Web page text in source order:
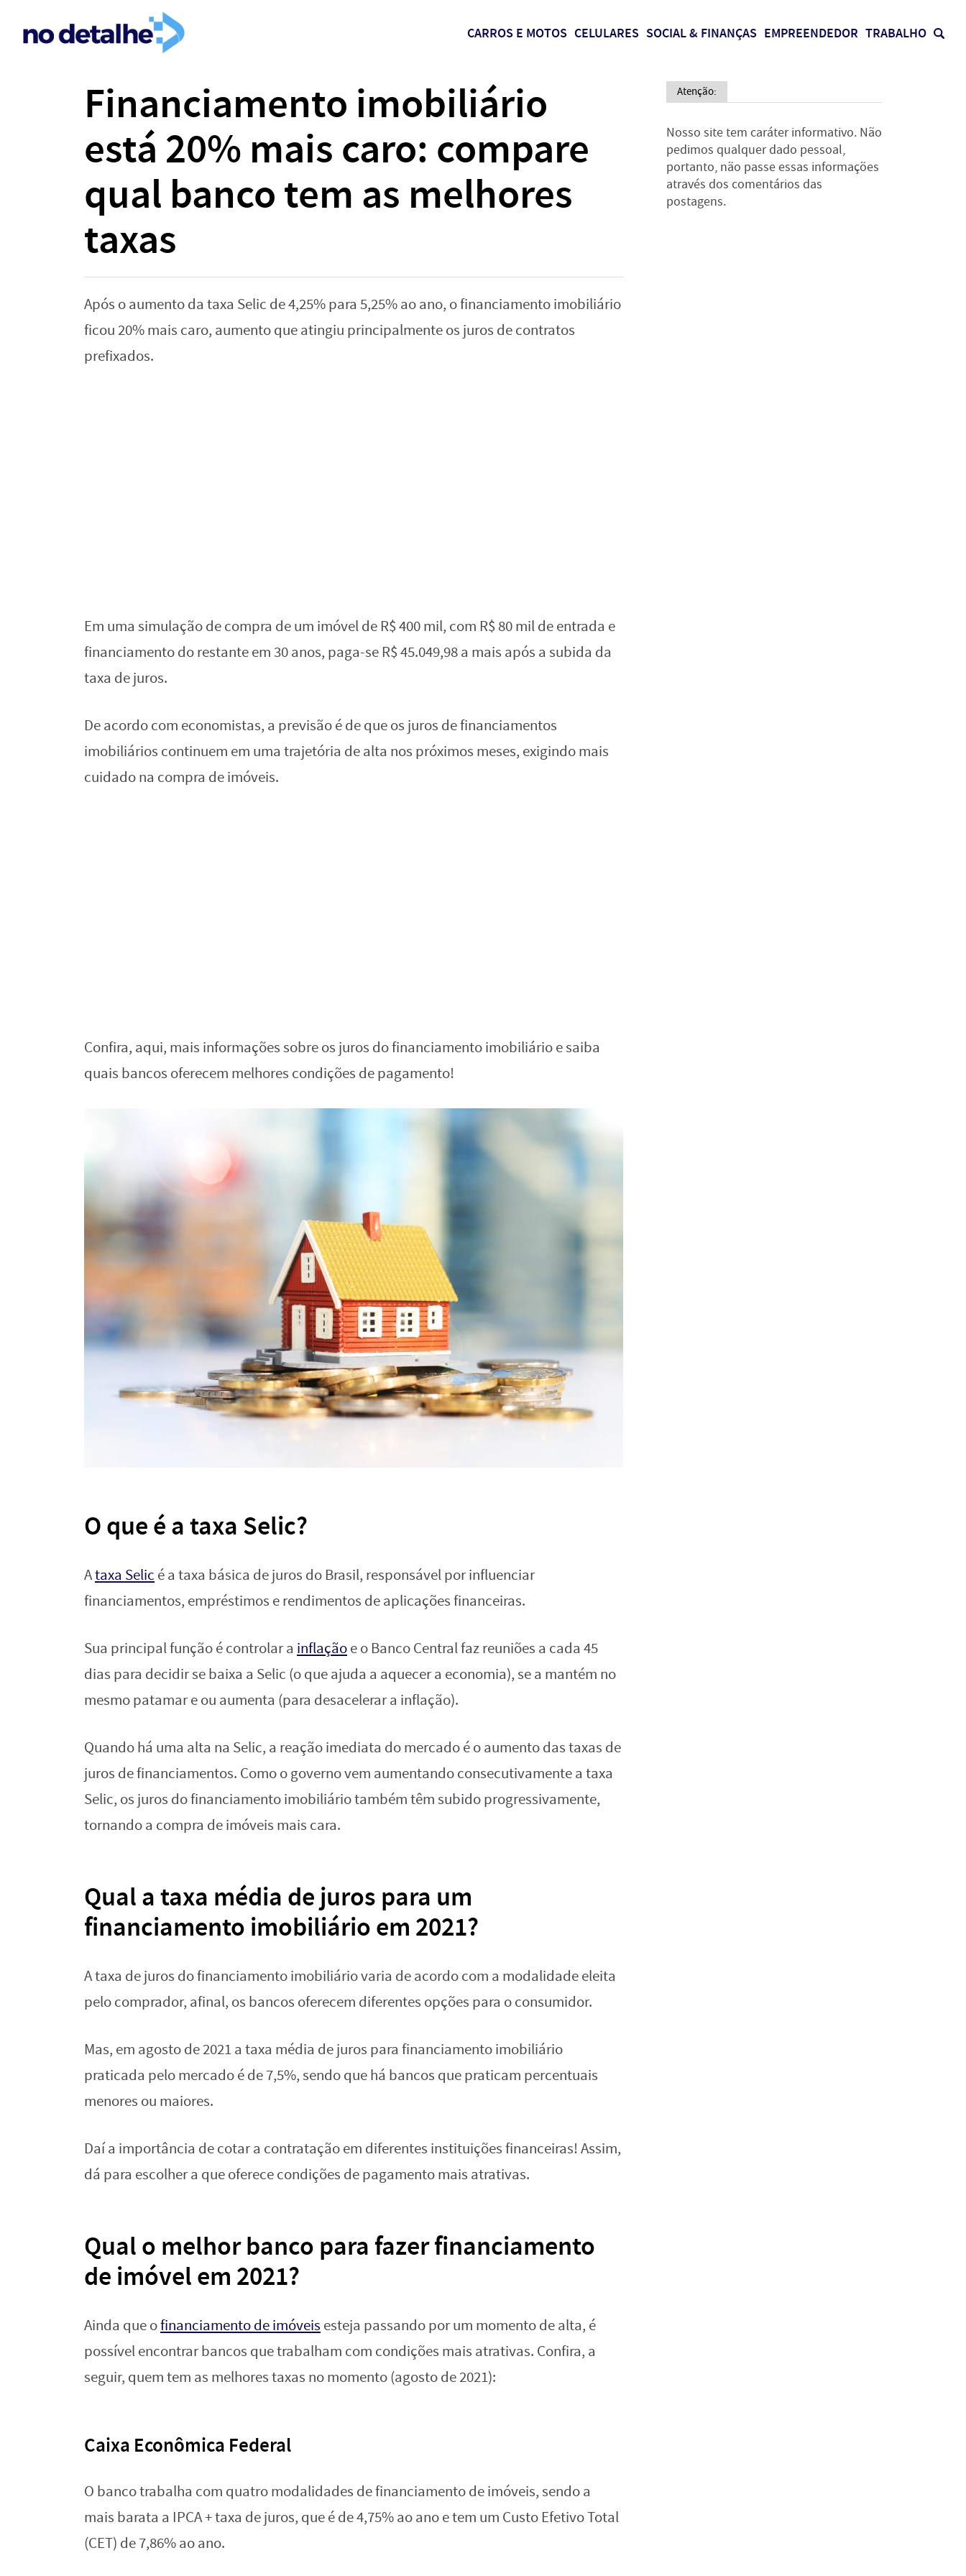
CARROS E MOTOS CELULARES SOCIAL & FINANÇAS EMPREENDEDOR TRABALHO
Financiamento imobiliário
está 20% mais caro: compare
qual banco tem as melhores
taxas
Após o aumento da taxa Selic de 4,25% para 5,25% ao ano, o financiamento imobiliário
ficou 20% mais caro, aumento que atingiu principalmente os juros de contratos
prefixados.
Em uma simulação de compra de um imóvel de R$ 400 mil, com R$ 80 mil de entrada e
financiamento do restante em 30 anos, paga-se R$ 45.049,98 a mais após a subida da
taxa de juros.
De acordo com economistas, a previsão é de que os juros de financiamentos
imobiliários continuem em uma trajetória de alta nos próximos meses, exigindo mais
cuidado na compra de imóveis.
Confira, aqui, mais informações sobre os juros do financiamento imobiliário e saiba
quais bancos oferecem melhores condições de pagamento!
O que é a taxa Selic?
Ataxa Selic é a taxa básica de juros do Brasil, responsável por influenciar
financiamentos, empréstimos e rendimentos de aplicações financeiras.
Sua principal função é controlar a inflaçãoe o Banco Central faz reuniões a cada 45
dias para decidir se baixa a Selic (o que ajuda a aquecer a economia), se a mantém no
mesmo patamar e ou aumenta (para desacelerar a inflação).
Quando há uma alta na Selic, a reação imediata do mercado é o aumento das taxas de
juros de financiamentos. Como o governo vem aumentando consecutivamente a taxa
Selic, os juros do financiamento imobiliário também têm subido progressivamente,
tornando a compra de imóveis mais cara.
Qual a taxa média de juros para um
financiamento imobiliário em 2021?
A taxa de juros do financiamento imobiliário varia de acordo com a modalidade eleita
pelo comprador, afinal, os bancos oferecem diferentes opções para o consumidor.
Mas, em agosto de 2021 a taxa média de juros para financiamento imobiliário
praticada pelo mercado é de 7,5%, sendo que há bancos que praticam percentuais
menores ou maiores.
Daí a importância de cotar a contratação em diferentes instituições financeiras! Assim,
dá para escolher a que oferece condições de pagamento mais atrativas.
Qual o melhor banco para fazer financiamento
de imóvel em 2021?
Ainda que ofinanciamento de imóveis esteja passando por um momento de alta, é
possível encontrar bancos que trabalham com condições mais atrativas. Confira, a
seguir, quem tem as melhores taxas no momento (agosto de 2021):
Caixa Econômica Federal
O banco trabalha com quatro modalidades de financiamento de imóveis, sendo a
mais barata a IPCA + taxa de juros, que é de 4,75% ao ano e tem um Custo Efetivo Total
(CET) de 7,86% ao ano.
Atenção:
Nosso site tem caráter informativo. Não
pedimos qualquer dado pessoal,
portanto, não passe essas informações
através dos comentários das
postagens.